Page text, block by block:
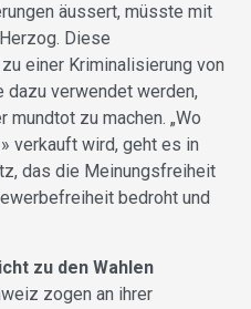
äussert, müsste mit
Diese
einer Kriminalisierung von
dazu verwendet werden,
zu machen. „Wo
verkauft wird, geht es in
das die Meinungsfreiheit
bedroht und
zu den Wahlen
zogen an ihrer